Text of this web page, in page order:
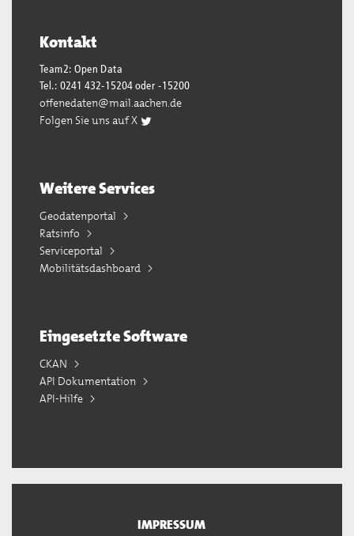
Kontakt
Team2: Open Data
Tel.: 0241 432-15204 oder -15200
offenedaten@mail.aachen.de
Folgen Sie uns auf X
Weitere Services
Geodatenportal
Ratsinfo
Serviceportal
Mobilitätsdashboard
Eingesetzte Software
CKAN
API Dokumentation
API-Hilfe
IMPRESSUM